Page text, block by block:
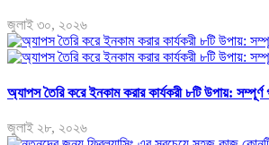
জুলাই ৩০, ২০২৬
অ্যাপস তৈরি করে ইনকাম করার কার্যকরী ৮টি উপায়: সম্পূর্ণ
জুলাই ২৮, ২০২৬